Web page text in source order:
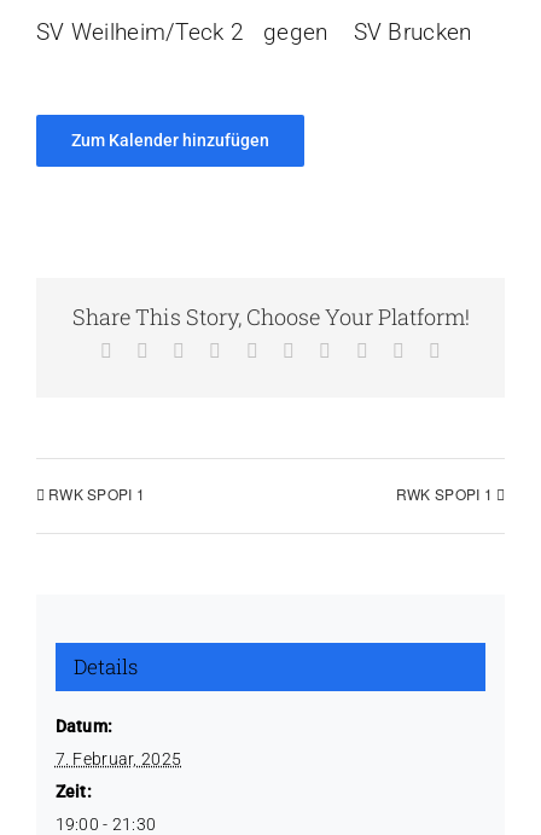
SV Weilheim/Teck 2 gegen SV Brucken
Zum Kalender hinzufügen
Share This Story, Choose Your Platform!
Facebook Reddit LinkedInWhatsApp
TumblrPinterest Xing
RWK SPOPI 1 RWK SPOPI 1
Details
Datum:
7. Februar, 2025
Zeit:
19:00 - 21:30